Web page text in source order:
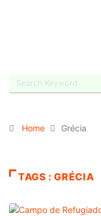
Home Grécia
TAGS : GRÉCIA